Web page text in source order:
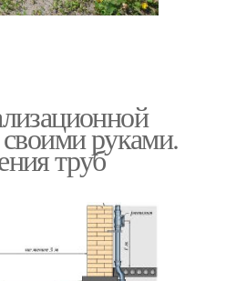
руками.
труб